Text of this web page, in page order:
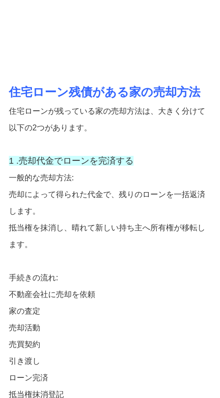
住宅ローン残債がある家の売却方法
住宅ローンが残っている家の売却方法は、大きく分けて
以下の2つがあります。
1 .売却代金でローンを完済する
一般的な売却方法:
売却によって得られた代金で、残りのローンを一括返済
します。
抵当権を抹消し、晴れて新しい持ち主へ所有権が移転し
ます。
手続きの流れ:
不動産会社に売却を依頼
家の査定
売却活動
売買契約
引き渡し
ローン完済
抵当権抹消登記